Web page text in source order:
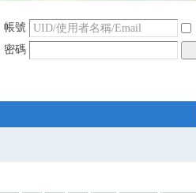
帳號
密碼